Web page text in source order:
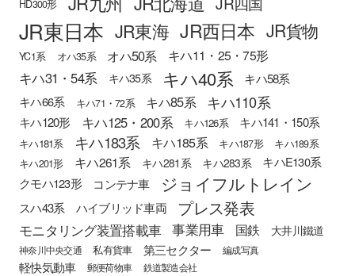
HD300形
JR東日本 JR東海 JR西日本 JR貨物
YC1系 オハ35系 オハ50系 キハ11・25・75形
キハ31・54系 キハ35系 キハ40系 キハ58系
キハ66系 キハ71・72系 キハ85系 キハ110系
キハ120形 キハ125・200系 キハ126系 キハ141・150系
キハ181系 キハ183系 キハ185系 キハ187形
キハ189系
キハ201形
キハ261系 キハ281系 キハ283系
キハE130系
クモハ123形
コンテナ車 ジョイフルトレイン
スハ43系 ハイブリッド車両 プレス発表
モニタリング装置搭載車 事業用車 国鉄 大井川鐵道
神奈川中央交通 私有貨車 第三セクター 編成写真
軽快気動車 郵便荷物車 鉄道製造会社